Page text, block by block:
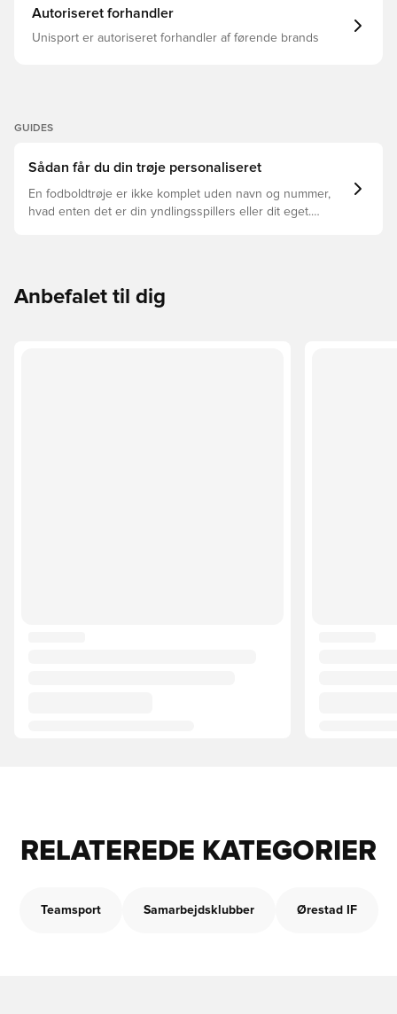
Autoriseret forhandler
Unisport er autoriseret forhandler af førende brands
GUIDES
Sådan får du din trøje personaliseret
En fodboldtrøje er ikke komplet uden navn og nummer,
hvad enten det er din yndlingsspillers eller dit eget.
Anbefalet til dig
RELATEREDE KATEGORIER
Teamsport Samarbejdsklubber Ørestad IF